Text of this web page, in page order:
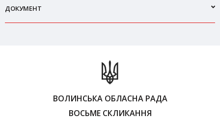
ДОКУМЕНТ
ВОЛИНСЬКА ОБЛАСНА РАДА
ВОСЬМЕ СКЛИКАННЯ